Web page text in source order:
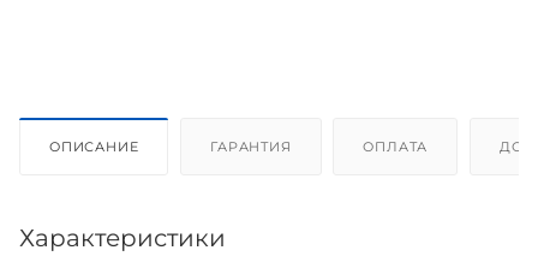
ОПИСАНИЕ ГАРАНТИЯ ОПЛАТА
Характеристики